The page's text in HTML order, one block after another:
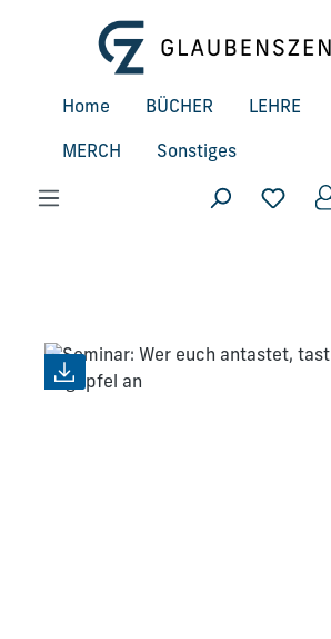
Zum Hauptinhalt springen
Home BÜCHER LEHRE
MERCH Sonstiges